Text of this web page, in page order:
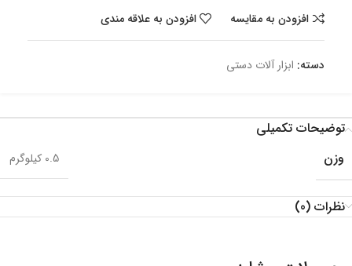
افزودن به مقایسه افزودن به علاقه مندی
دسته: ابزار آلات دستی
توضیحات تکمیلی
وزن
0.5 کیلوگرم
نظرات (0)